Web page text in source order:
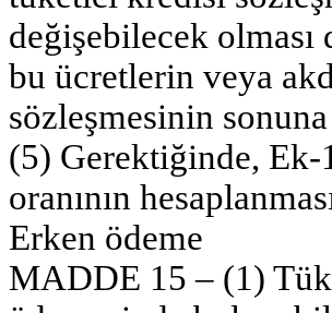
değişebilecek olması
bu ücretlerin veya
sözleşmesinin
(5) Gerektiğinde, Ek-
oranının
Erken ödeme
MADDE 15 – (1)